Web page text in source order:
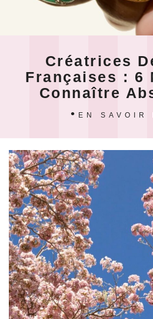
Créatrices
Françaises : 6
Connaître
EN SAVOIR